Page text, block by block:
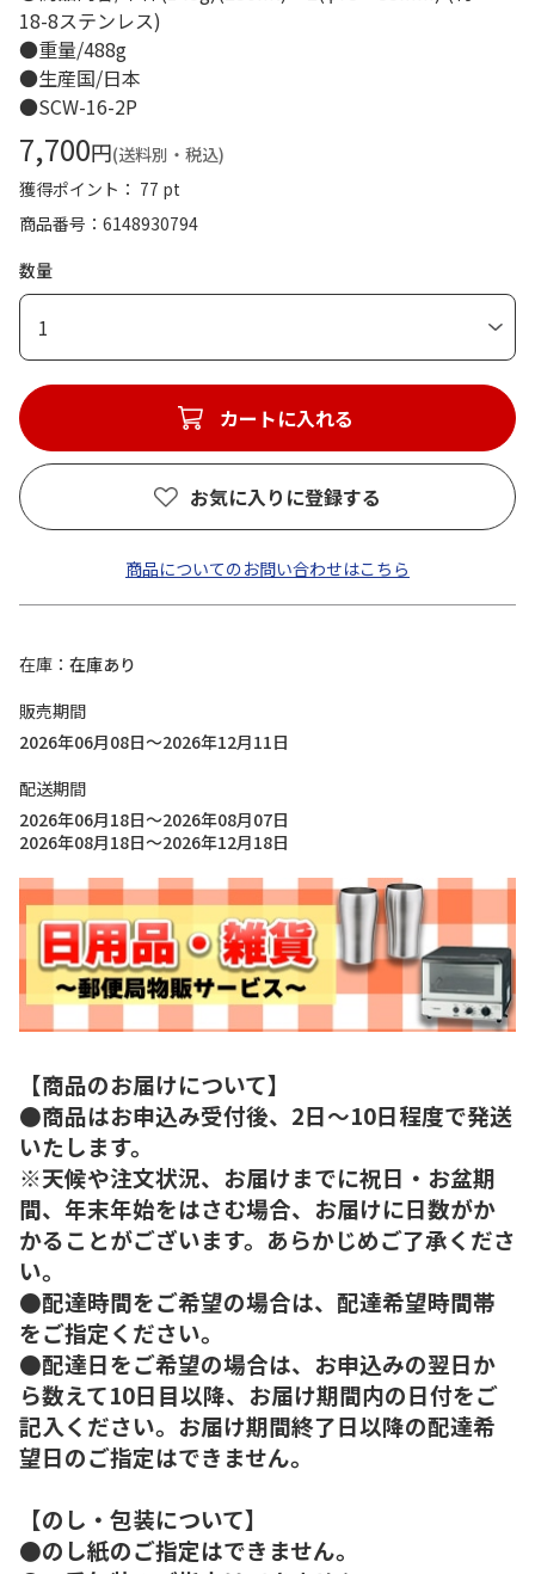
18-8ステンレス)
●重量/488g
●生産国/日本
●SCW-16-2P
7,700円(送料別・税込)
獲得ポイント： 77 pt
商品番号
6148930794
数量
1
カートに入れる
お気に入りに登録する
商品についてのお問い合わせはこちら
在庫
在庫あり
販売期間
2026年06月08日～2026年12月11日
配送期間
2026年06月18日～2026年08月07日
2026年08月18日～2026年12月18日
【商品のお届けについて】
●商品はお申込み受付後、2日～10日程度で発送
いたします。
※天候や注文状況、お届けまでに祝日・お盆期
間、年末年始をはさむ場合、お届けに日数がか
かることがございます。あらかじめご了承くださ
い。
●配達時間をご希望の場合は、配達希望時間帯
をご指定ください。
●配達日をご希望の場合は、お申込みの翌日か
ら数えて10日目以降、お届け期間内の日付をご
記入ください。お届け期間終了日以降の配達希
望日のご指定はできません。
【のし・包装について】
●のし紙のご指定はできません。